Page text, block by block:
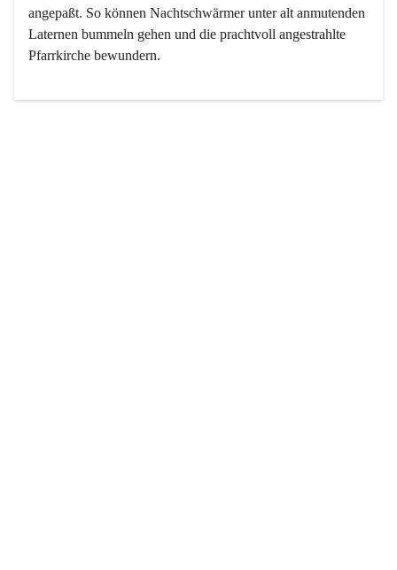
angepaßt. So können Nachtschwärmer unter alt anmutenden
Laternen bummeln gehen und die prachtvoll angestrahlte
Pfarrkirche bewundern.
Der Weinbau dominert heute nicht mehr, ist aber integrativer